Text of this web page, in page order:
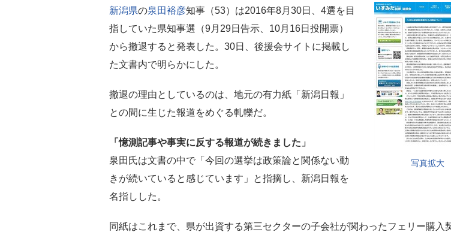
写真拡大
新潟県の泉田裕彦知事（53）は2016年8月30日、4選を目
指していた県知事選（9月29日告示、10月16日投開票）
から撤退すると発表した。30日、後援会サイトに掲載し
た文書内で明らかにした。
撤退の理由としているのは、地元の有力紙「新潟日報」
との間に生じた報道をめぐる軋轢だ。
「憶測記事や事実に反する報道が続きました」
泉田氏は文書の中で「今回の選挙は政策論と関係ない動
きが続いていると感じています」と指摘し、新潟日報を
名指しした。
同紙はこれまで、県が出資する第三セクターの子会社が関わったフェリー購入